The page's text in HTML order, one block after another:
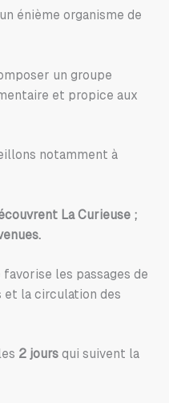
énième organisme de
un groupe
et propice aux
notamment à
La Curieuse ;
les passages de
et la circulation des
2 jours qui suivent la